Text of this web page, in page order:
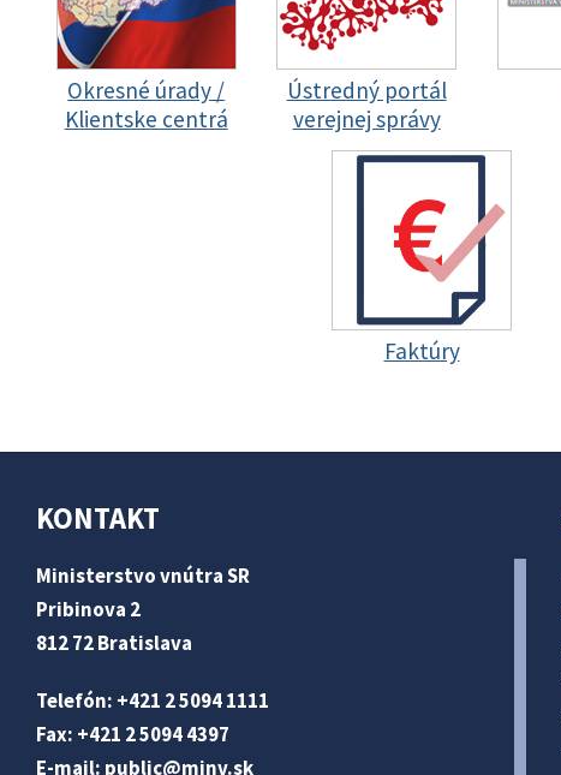
Okresné úrady /
Klientske centrá
Ústredný portál
verejnej správy
Faktúry
KONTAKT
Ministerstvo vnútra SR
Pribinova 2
812 72 Bratislava
Telefón: +421 2 5094 1111
Fax: +421 2 5094 4397
E-mail: public@minv.sk